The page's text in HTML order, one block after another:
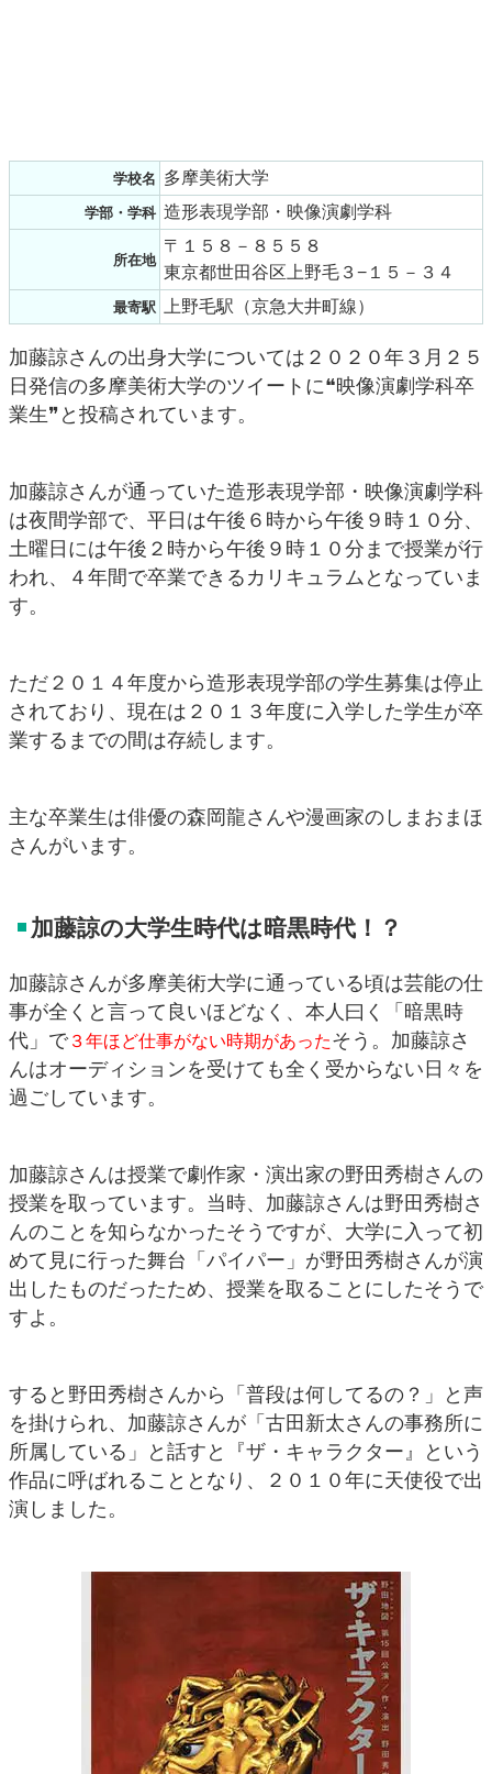
学校名 多摩美術大学
学部・学科 造形表現学部・映像演劇学科
所在地
〒１５８－８５５８
東京都世田谷区上野毛３−１５－３４
最寄駅 上野毛駅（京急大井町線）
加藤諒さんの出身大学については２０２０年３月２５
日発信の多摩美術大学のツイートに❝映像演劇学科卒
業生❞と投稿されています。
加藤諒さんが通っていた造形表現学部・映像演劇学科
は夜間学部で、平日は午後６時から午後９時１０分、
土曜日には午後２時から午後９時１０分まで授業が行
われ、４年間で卒業できるカリキュラムとなっていま
す。
ただ２０１４年度から造形表現学部の学生募集は停止
されており、現在は２０１３年度に入学した学生が卒
業するまでの間は存続します。
主な卒業生は俳優の森岡龍さんや漫画家のしまおまほ
さんがいます。
加藤諒の大学生時代は暗黒時代！？
加藤諒さんが多摩美術大学に通っている頃は芸能の仕
事が全くと言って良いほどなく、本人曰く「暗黒時
代」で３年ほど仕事がない時期があったそう。加藤諒さ
んはオーディションを受けても全く受からない日々を
過ごしています。
加藤諒さんは授業で劇作家・演出家の野田秀樹さんの
授業を取っています。当時、加藤諒さんは野田秀樹さ
んのことを知らなかったそうですが、大学に入って初
めて見に行った舞台「パイパー」が野田秀樹さんが演
出したものだったため、授業を取ることにしたそうで
すよ。
すると野田秀樹さんから「普段は何してるの？」と声
を掛けられ、加藤諒さんが「古田新太さんの事務所に
所属している」と話すと『ザ・キャラクター』という
作品に呼ばれることとなり、２０１０年に天使役で出
演しました。